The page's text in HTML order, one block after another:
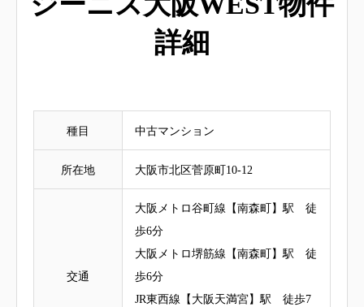
詳細
種目 中古マンション
所在地 大阪市北区菅原町10-12
交通
大阪メトロ谷町線【南森町】駅 徒
歩6分
大阪メトロ堺筋線【南森町】駅 徒
歩6分
JR東西線【大阪天満宮】駅 徒歩7